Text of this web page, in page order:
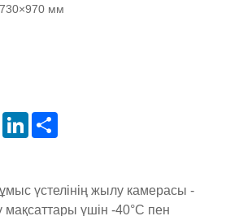
мм
PinterestLinkedIn
үстелінің жылу камерасы -
үшін -40°C пен